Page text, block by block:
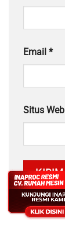
Email *
Situs Web